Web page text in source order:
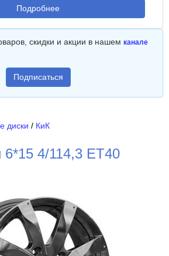
Подробнее
скидки и акции в нашем канале
Подписаться
диски / КиК
4/114,3 ET40